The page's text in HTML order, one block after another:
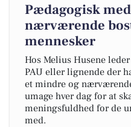
Pædagogisk
nærværende
mennesker​
Hos Melius Husene
PAU eller lignende der
et mindre og
umage hver dag for at
meningsfuldhed for de
med.